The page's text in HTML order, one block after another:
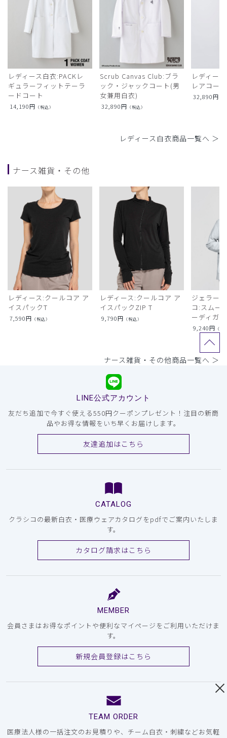
レディース白衣:PACKレ
ギュラーフィットテーラ
ードコート
14,190円 （税込）
Scrub Canvas Club:ブラ
ック・ジャックコート(男
女兼用白衣)
32,890円 （税込）
レディー
レアコート
32,890円
レディース白衣商品一覧へ ＞
ナース雑貨・その他
レディース:クールコア ア
イスパックT
7,590円 （税込）
レディース:クールコア ア
イスパックZIP T
9,790円 （税込）
ジェラー
コ:スムー
ーディガン
9,240円 （税
ナース雑貨・その他商品一覧へ ＞
LINE公式アカウント
友だち追加で今すぐ使える550円クーポンプレゼント！注目の新商
品やお得な情報をいち早くお届けします。
友達追加はこちら
CATALOG
クラシコの最新白衣・医療ウェアカタログをpdfでご案内いたしま
す。
カタログ請求はこちら
MEMBER
会員さまはお得なポイントや便利なマイページをご利用いただけま
す。
新規会員登録はこちら
TEAM ORDER
医療法人様の一括注文のお見積りや、チーム白衣・刺繍などお気軽